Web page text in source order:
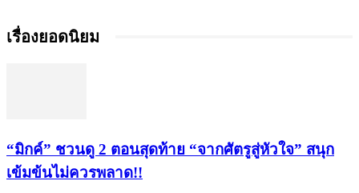
เรื่องยอดนิยม
“มิกค์” ชวนดู 2 ตอนสุดท้าย “จากศัตรูสู่หัวใจ” สนุก
เข้มข้นไม่ควรพลาด!!